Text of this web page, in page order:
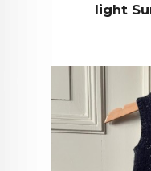
light